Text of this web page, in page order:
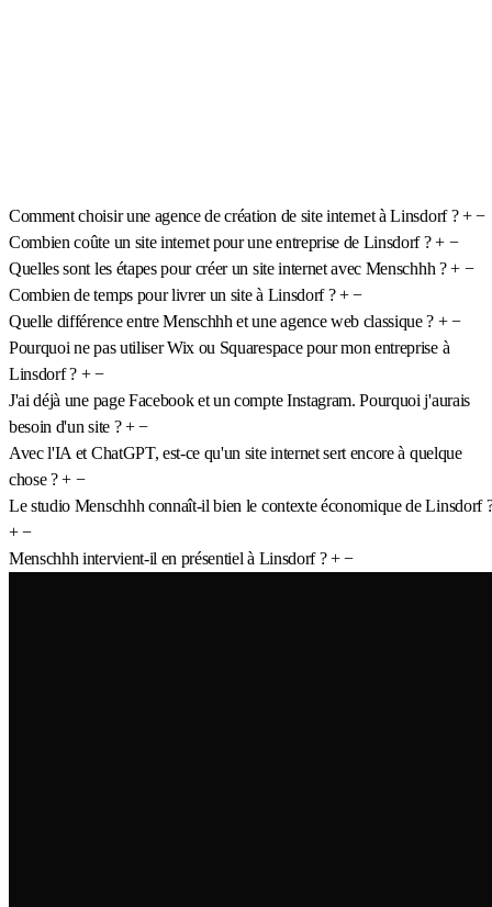
Comment choisir une agence de création de site internet à Linsdorf ? + −
Combien coûte un site internet pour une entreprise de Linsdorf ? + −
Quelles sont les étapes pour créer un site internet avec Menschhh ? + −
Combien de temps pour livrer un site à Linsdorf ? + −
Quelle différence entre Menschhh et une agence web classique ? + −
Pourquoi ne pas utiliser Wix ou Squarespace pour mon entreprise à
Linsdorf ? + −
J'ai déjà une page Facebook et un compte Instagram. Pourquoi j'aurais
besoin d'un site ? + −
Avec l'IA et ChatGPT, est-ce qu'un site internet sert encore à quelque
chose ? + −
Le studio Menschhh connaît-il bien le contexte économique de Linsdorf
+ −
Menschhh intervient-il en présentiel à Linsdorf ? + −